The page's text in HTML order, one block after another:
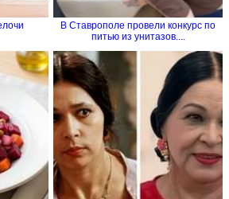
В Ставрополе провели конкурс по
питью из унитазов....